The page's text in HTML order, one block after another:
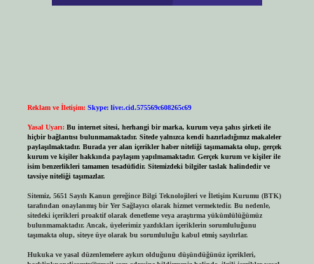
Reklam ve İletişim: Skype: live:.cid.575569c608265c69
Yasal Uyarı: Bu internet sitesi, herhangi bir marka, kurum veya şahıs şirketi ile
hiçbir bağlantısı bulunmamaktadır. Sitede yalnızca kendi hazırladığımız makaleler
paylaşılmaktadır. Burada yer alan içerikler haber niteliği taşımamakta olup, gerçek
kurum ve kişiler hakkında paylaşım yapılmamaktadır. Gerçek kurum ve kişiler ile
isim benzerlikleri tamamen tesadüfidir. Sitemizdeki bilgiler taslak halindedir ve
tavsiye niteliği taşımazlar.
Sitemiz, 5651 Sayılı Kanun gereğince Bilgi Teknolojileri ve İletişim Kurumu (BTK)
tarafından onaylanmış bir Yer Sağlayıcı olarak hizmet vermektedir. Bu nedenle,
sitedeki içerikleri proaktif olarak denetleme veya araştırma yükümlülüğümüz
bulunmamaktadır. Ancak, üyelerimiz yazdıkları içeriklerin sorumluluğunu
taşımakta olup, siteye üye olarak bu sorumluluğu kabul etmiş sayılırlar.
Hukuka ve yasal düzenlemelere aykırı olduğunu düşündüğünüz içerikleri,